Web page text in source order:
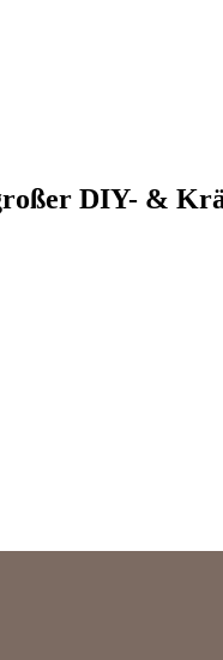
DIY- &